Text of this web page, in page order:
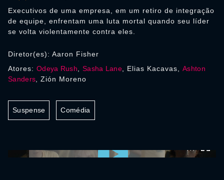
Executivos de uma empresa, em um retiro de integração
de equipe, enfrentam uma luta mortal quando seu líder
se volta violentamente contra eles.
Diretor(es): Aaron Fisher
Atores: Odeya Rush Sasha Lane , Elias Kacavas, Ashton
Sanders , Zión Moreno
Suspense Comédia